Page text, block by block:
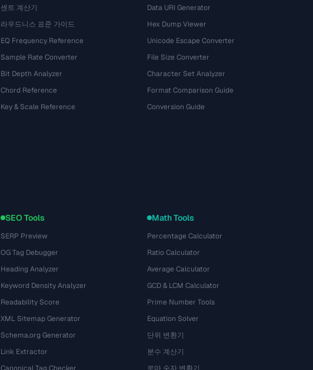
센트 계산기
라우드니스 표준 가이드
EQ Frequency Reference
Sample Rate Converter
Bit Depth Analyzer
Chord Reference
Key & Scale Reference
Data URI Generator
Hex Dump Viewer
Unicode Escape Converter
File Size Converter
Character Set Analyzer
Format Comparison Guide
Conversion Guide
SEO Tools
SERP Preview
OG Tag Debugger
Heading Analyzer
Keyword Density Analyzer
Readability Score
XML Sitemap Generator
Schema.org Generator
Link Extractor
Math Tools
Percentage Calculator
Ratio Calculator
Average Calculator
GCD & LCM Calculator
Prime Number Tools
Equation Solver
단위 변환기
분수 계산기